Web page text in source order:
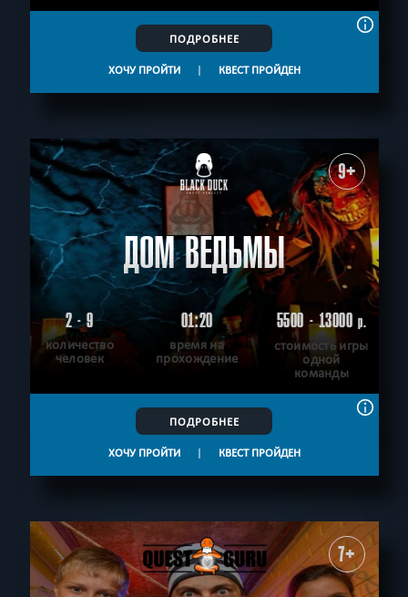
ПОДРОБНЕЕ
ХОЧУ ПРОЙТИ | КВЕСТ ПРОЙДЕН
9+
ДОМ ВЕДЬМЫ
2 - 9
количество
человек
01:20
время на
прохождение
5500 - 13000р.
стоимость игры
одной
команды
ПОДРОБНЕЕ
ХОЧУ ПРОЙТИ | КВЕСТ ПРОЙДЕН
7+